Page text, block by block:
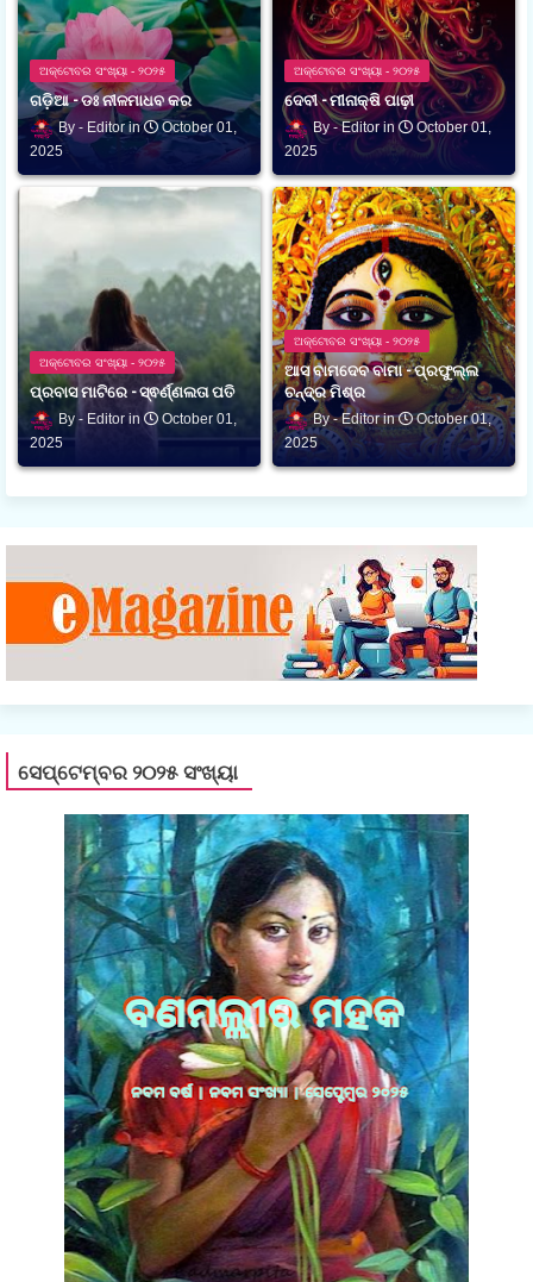
ଅକ୍ଟୋବର ସଂଖ୍ୟା - ୨୦୨୫
ଗଡ଼ିଆ - ଡଃ ନୀଳମାଧବ କର
Editor
October 01,
2025
ଅକ୍ଟୋବର ସଂଖ୍ୟା - ୨୦୨୫
ଦେବୀ - ମୀନାକ୍ଷି ପାଢ଼ୀ
Editor
October 01,
2025
ଅକ୍ଟୋବର ସଂଖ୍ୟା - ୨୦୨୫
ପ୍ରବାସ ମାଟିରେ - ସ୍ଵର୍ଣ୍ଣଲତା ପତି
Editor
October 01,
2025
ଅକ୍ଟୋବର ସଂଖ୍ୟା - ୨୦୨୫
ଆସ ବାମଦେବ ବାମା - ପ୍ରଫୁଲ୍ଲ
ଚନ୍ଦ୍ର ମିଶ୍ର
Editor
October 01,
2025
ସେପ୍ଟେମ୍ବର ୨୦୨୫ ସଂଖ୍ୟା